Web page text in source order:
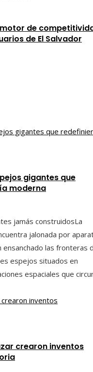
de
de El Salvador
gigantes que
moderna
jamás construidosLa
jalonada por
ensanchado las fronteras
espejos situados en
espaciales que
crearon inventos